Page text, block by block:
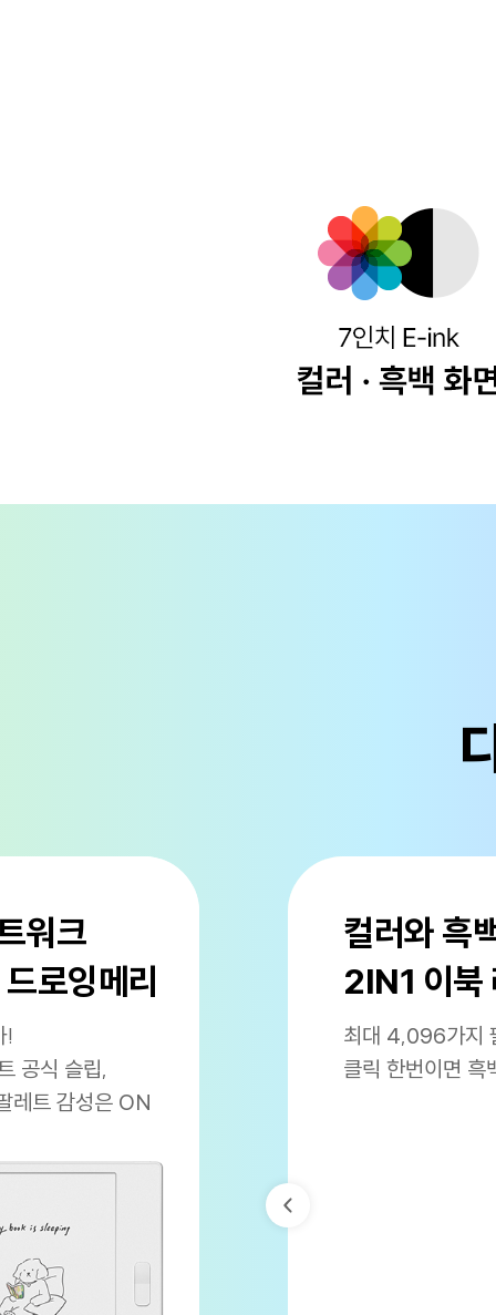
워크
로잉메리
!
공식 슬립,
레트 감성은 ON
컬러와 흑
2IN1 이북
최대 4,096가지
클릭 한번이면 흑